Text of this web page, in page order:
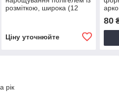
розміткою, широка (12
Ціну уточнюйте
80
рік